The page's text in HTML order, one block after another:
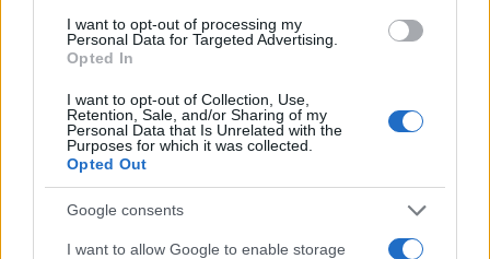
I want to opt-out of processing my
Personal Data for Targeted Advertising.
Opted In
I want to opt-out of Collection, Use,
Retention, Sale, and/or Sharing of my
Personal Data that Is Unrelated with the
Purposes for which it was collected.
Opted Out
Google consents
I want to allow Google to enable storage
over wat we consumeren en hoe dat onze
levensstijl beïnvloedt. Wat zegt onze eetgewoonte
eigenlijk over ons?